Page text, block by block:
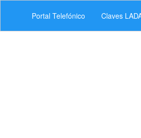
Portal Telefónico Claves